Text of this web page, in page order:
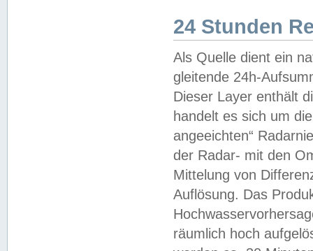
24 Stunden
Als Quelle dient ein
gleitende 24h-
Dieser Layer enthält
handelt es sich um
angeeichten“
der Radar- mit den
Mittelung von
Auflösung. Das
räumlich hoch